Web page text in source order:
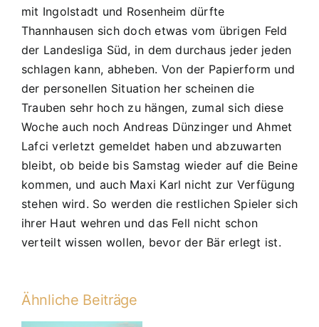
mit Ingolstadt und Rosenheim dürfte
Thannhausen sich doch etwas vom übrigen Feld
der Landesliga Süd, in dem durchaus jeder jeden
schlagen kann, abheben. Von der Papierform und
der personellen Situation her scheinen die
Trauben sehr hoch zu hängen, zumal sich diese
Woche auch noch Andreas Dünzinger und Ahmet
Lafci verletzt gemeldet haben und abzuwarten
bleibt, ob beide bis Samstag wieder auf die Beine
kommen, und auch Maxi Karl nicht zur Verfügung
stehen wird. So werden die restlichen Spieler sich
ihrer Haut wehren und das Fell nicht schon
verteilt wissen wollen, bevor der Bär erlegt ist.
Ähnliche Beiträge